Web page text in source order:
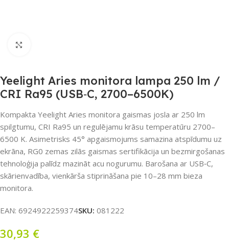
Yeelight Aries monitora lampa 250 lm /
CRI Ra95 (USB‑C, 2700–6500K)
Kompakta Yeelight Aries monitora gaismas josla ar 250 lm
spilgtumu, CRI Ra95 un regulējamu krāsu temperatūru 2700–
6500 K. Asimetrisks 45° apgaismojums samazina atspīdumu uz
ekrāna, RG0 zemas zilās gaismas sertifikācija un bezmirgošanas
tehnoloģija palīdz mazināt acu nogurumu. Barošana ar USB‑C,
skārienvadība, vienkārša stiprināšana pie 10–28 mm bieza
monitora.
EAN: 6924922259374SKU: 081222
30,93 €